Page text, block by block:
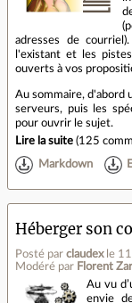
adresses de
l'existant et les
ouverts à vos
Au sommaire, d'abord
serveurs, puis les
pour ouvrir le sujet.
Lire la suite (125
Markdown
Héberger son
Posté par claudex le
Modéré par Florent
Au vu
envie